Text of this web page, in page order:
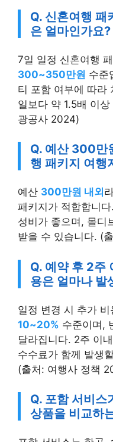
Q. 신혼여행
은 얼마인가요?
300~350만원 수준
티 포함 여부에 따라
일보다 약 1.5배 이
광공사 2024)
Q. 예산 300만
행 패키지 여행
패키지가 적합합니
성비가 좋으며, 몰디
받을 수 있습니다. (
Q. 예약 후 2
용은 얼마나 발
10~20%수준이며,
달라집니다. 2주 이
수수료가 함께 발생
(출처: 여행사 정책
Q. 포함 서비
상품을 비교하